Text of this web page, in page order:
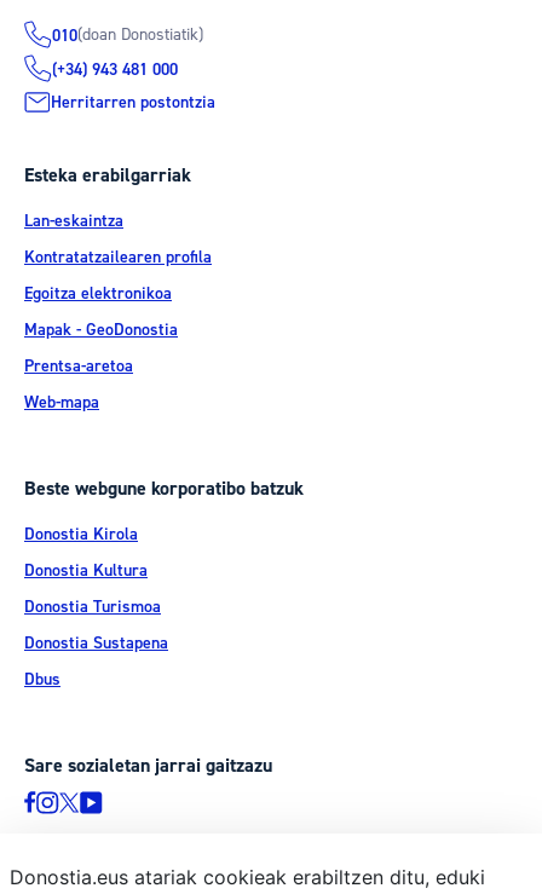
010(doan Donostiatik)
(+34) 943 481 000
Herritarren postontzia
Esteka erabilgarriak
Lan-eskaintza
Kontratatzailearen profila
Egoitza elektronikoa
Mapak - GeoDonostia
Prentsa-aretoa
Web-mapa
Beste webgune korporatibo batzuk
Donostia Kirola
Donostia Kultura
Donostia Turismoa
Donostia Sustapena
Dbus
Sare sozialetan jarrai gaitzazu
Donostia.eus atariak cookieak erabiltzen ditu, eduki